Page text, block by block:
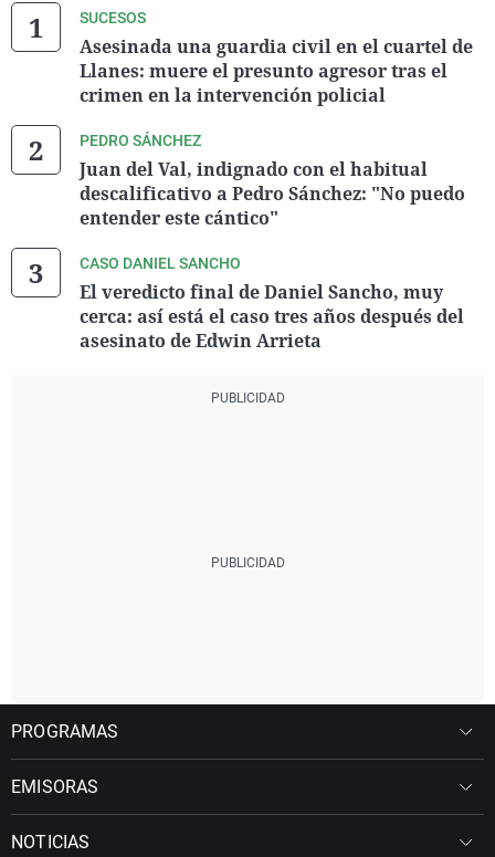
SUCESOS
Asesinada una guardia civil en el cuartel de
Llanes: muere el presunto agresor tras el
crimen en la intervención policial
PEDRO SÁNCHEZ
Juan del Val, indignado con el habitual
descalificativo a Pedro Sánchez: "No puedo
entender este cántico"
CASO DANIEL SANCHO
El veredicto final de Daniel Sancho, muy
cerca: así está el caso tres años después del
asesinato de Edwin Arrieta
PROGRAMAS
EMISORAS
NOTICIAS